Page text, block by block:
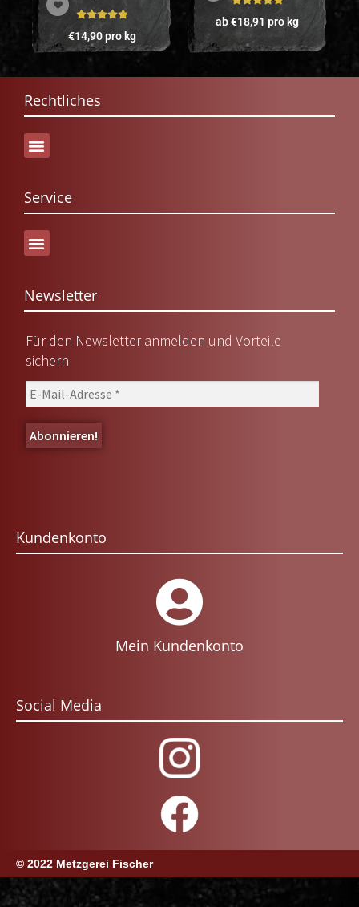
Bewertet mit
5.00von 5
€14,90pro kg
Bewertet mit
5.00von 5
ab€18,91 pro kg
Rechtliches
Service
Newsletter
Für den Newsletter anmelden und Vorteile
sichern
Kundenkonto
Mein Kundenkonto
Social Media
© 2022 Metzgerei Fischer